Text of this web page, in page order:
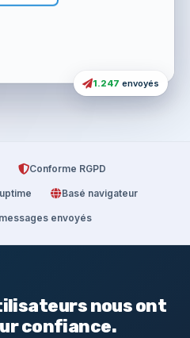
1.247 envoyés
Conforme RGPD
Basé navigateur
envoyés
nous ont
confiance.